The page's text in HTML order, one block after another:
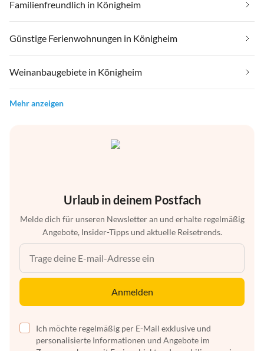
Familienfreundlich in Königheim
Günstige Ferienwohnungen in Königheim
Weinanbaugebiete in Königheim
Mehr anzeigen
Urlaub in deinem Postfach
Melde dich für unseren Newsletter an und erhalte regelmäßig
Angebote, Insider-Tipps und aktuelle Reisetrends.
Anmelden
Ich möchte regelmäßig per E-Mail exklusive und
personalisierte Informationen und Angebote im